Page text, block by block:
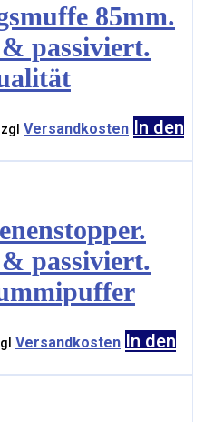
85mm.
passiviert.
Versandkosten In den
passiviert.
Versandkosten In den